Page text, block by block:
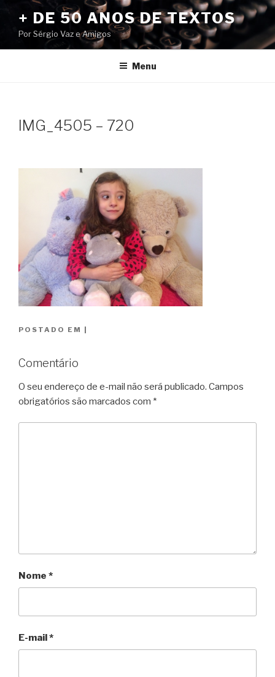
conteúdo
+ DE 50 ANOS DE TEXTOS
Por Sérgio Vaz e Amigos
Menu
IMG_4505 – 720
POSTADO EM
Comentário
O seu endereço de e-mail não será publicado. Campos
obrigatórios são marcados com *
Nome *
E-mail*